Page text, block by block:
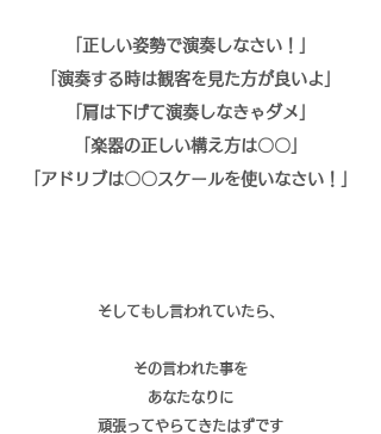
「正しい姿勢で演奏しなさい！」
「演奏する時は観客を見た方が良いよ」
「肩は下げて演奏しなきゃダメ」
「楽器の正しい構え方は〇〇」
​「アドリブは〇〇スケールを使いなさい！」
​そしてもし言われていたら、
その言われた事を
あなたなりに
頑張ってやらてきたはずです